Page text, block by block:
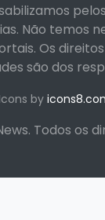
Não temos
Os
são dos
Icons by
Todos os